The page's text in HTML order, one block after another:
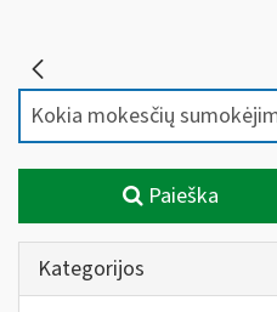
Paieška
Kategorijos